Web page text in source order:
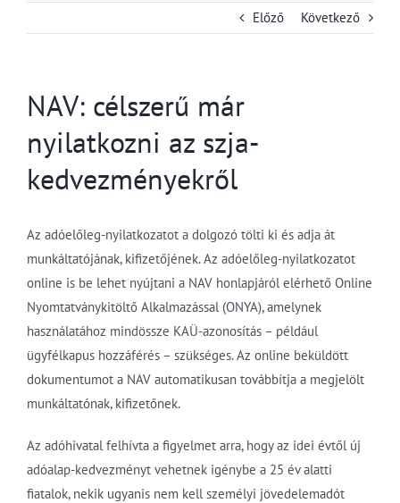
Előző Következő
NAV: célszerű már
nyilatkozni az szja-
kedvezményekről
Az adóelőleg-nyilatkozatot a dolgozó tölti ki és adja át
munkáltatójának, kifizetőjének. Az adóelőleg-nyilatkozatot
online is be lehet nyújtani a NAV honlapjáról elérhető Online
Nyomtatványkitöltő Alkalmazással (ONYA), amelynek
használatához mindössze KAÜ-azonosítás – például
ügyfélkapus hozzáférés – szükséges. Az online beküldött
dokumentumot a NAV automatikusan továbbítja a megjelölt
munkáltatónak, kifizetőnek.
Az adóhivatal felhívta a figyelmet arra, hogy az idei évtől új
adóalap-kedvezményt vehetnek igénybe a 25 év alatti
fiatalok, nekik ugyanis nem kell személyi jövedelemadót